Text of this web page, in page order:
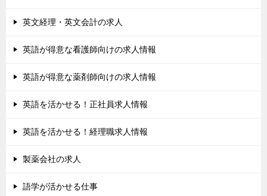
英文経理・英文会計の求人
英語が得意な看護師向けの求人情報
英語が得意な薬剤師向けの求人情報
英語を活かせる！正社員求人情報
英語を活かせる！経理職求人情報
製薬会社の求人
語学が活かせる仕事